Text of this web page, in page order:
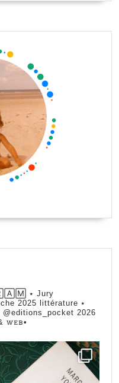
⭑ Jury
2025 littérature ⭑
2026
ꮃꭼᏼ•